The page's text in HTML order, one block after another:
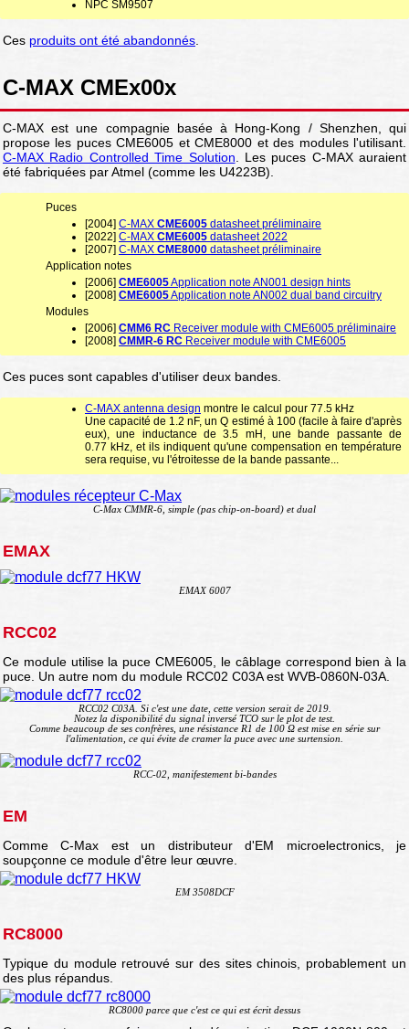
NPC SM9507
Ces produits ont été abandonnés
C-MAX CMEx00x
C-MAX est une compagnie basée à Hong-Kong / Shenzhen, qui
propose les puces CME6005 et CME8000 et des modules l'utilisant.
C-MAX Radio Controlled Time Solution . Les puces C-MAX auraient
été fabriquées par Atmel (comme les U4223B).
Puces
[2004] C-MAX CME6005 datasheet préliminaire
[2022] C-MAX CME6005 datasheet 2022
[2007] C-MAX CME8000 datasheet préliminaire
Application notes
[2006] CME6005Application note AN001 design hints
[2008] CME6005Application note AN002 dual band circuitry
Modules
[2006] CMM6 RC Receiver module with CME6005 préliminaire
[2008] CMMR-6 RC Receiver module with CME6005
Ces puces sont capables d'utiliser deux bandes.
C-MAX antenna design montre le calcul pour 77.5 kHz
Une capacité de 1.2 nF, un Q estimé à 100 (facile à faire d'après
eux), une inductance de 3.5 mH, une bande passante de
0.77 kHz, et ils indiquent qu'une compensation en température
sera requise, vu l'étroitesse de la bande passante...
C-Max CMMR-6, simple (pas chip-on-board) et dual
EMAX
EMAX 6007
RCC02
Ce module utilise la puce CME6005, le câblage correspond bien à la
puce. Un autre nom du module RCC02 C03A est WVB-0860N-03A.
RCC02 C03A. Si c'est une date, cette version serait de 2019.
Notez la disponibilité du signal inversé TCO sur le plot de test.
Comme beaucoup de ses confrères, une résistance R1 de 100 Ω est mise en série sur
l'alimentation, ce qui évite de cramer la puce avec une surtension.
RCC-02, manifestement bi-bandes
EM
Comme C-Max est un distributeur d'EM microelectronics, je
soupçonne ce module d'être leur œuvre.
EM 3508DCF
RC8000
Typique du module retrouvé sur des sites chinois, probablement un
des plus répandus.
RC8000 parce que c'est ce qui est écrit dessus